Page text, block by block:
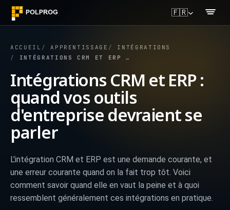
🇫🇷
ACCUEIL APPRENTISSAGE
INTÉGRATIONS
INTÉGRATIONS CRM ET ERP : QUAND VOS OUTILS D'ENTREPRISE DEVRAIENT SE PARLER
Intégrations CRM et ERP :
quand vos outils
d'entreprise devraient se
parler
L'intégration CRM et ERP est une demande courante, et
une erreur courante quand on la fait trop tôt. Voici
comment savoir quand elle en vaut la peine et à quoi
ressemblent généralement ces intégrations en pratique.